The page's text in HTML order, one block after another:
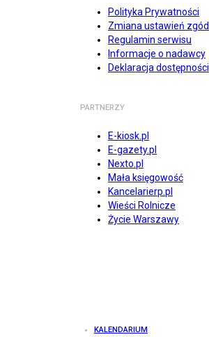
Polityka Prywatności
Zmiana ustawień zgód
Regulamin serwisu
Informacje o nadawcy
Deklaracja dostępności
PARTNERZY
E-kiosk.pl
E-gazety.pl
Nexto.pl
Mała księgowość
Kancelarierp.pl
Wieści Rolnicze
Życie Warszawy
KALENDARIUM